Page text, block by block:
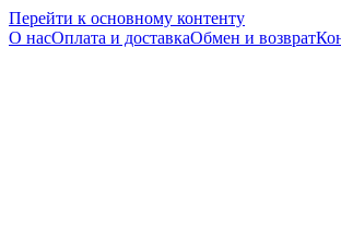
Перейти к основному контенту
О насОплата и доставкаОбмен и возврат